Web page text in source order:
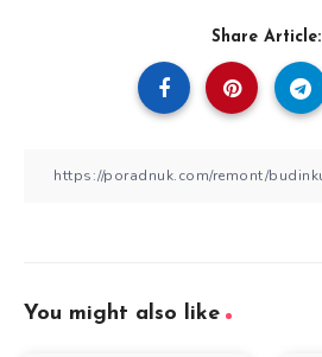
Share Article:
You might also like